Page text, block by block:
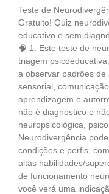
Teste de
Gratuito! Quiz
educativo e sem
🧠 1. Este teste de
triagem
a observar padrões de
sensorial,
aprendizagem e
não é diagnóstico e
neuropsicológica,
Neurodivergência
condições e perfis,
altas habilidades/
de funcionamento
você verá uma